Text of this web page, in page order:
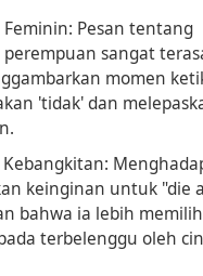
Pesan tentang
sangat
momen
'tidak' dan
keinginan untuk "die
bahwa ia lebih
terbelenggu oleh